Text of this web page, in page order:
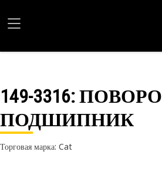
149-3316:
ПОДШИПНИК
Торговая марка: Cat